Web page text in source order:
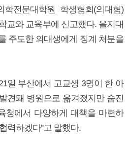
학전문대학원 학생협회(의대협)
교와 교육부에 신고했다. 을지대
주도한 의대생에게 징계 처분을
일 부산에서 고교생 3명이 한 아
견돼 병원으로 옮겨졌지만 숨진
청에서 다양하게 대책을 마련하
력하겠다”고 말했다.